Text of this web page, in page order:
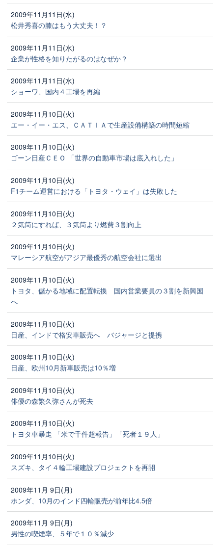
2009年11月11日(水)
松井秀喜の膝はもう大丈夫！？
2009年11月11日(水)
企業が性格を知りたがるのはなぜか？
2009年11月11日(水)
ショーワ、国内４工場を再編
2009年11月10日(火)
エー・イー・エス、ＣＡＴＩＡで生産設備構築の時間短縮
2009年11月10日(火)
ゴーン日産ＣＥＯ 「世界の自動車市場は底入れした」
2009年11月10日(火)
F1チーム運営における「トヨタ・ウェイ」は失敗した
2009年11月10日(火)
２気筒にすれば、３気筒より燃費３割向上
2009年11月10日(火)
マレーシア航空がアジア最優秀の航空会社に選出
2009年11月10日(火)
トヨタ、儲かる地域に配置転換 国内営業要員の３割を新興国
へ
2009年11月10日(火)
日産、インドで格安車販売へ バジャージと提携
2009年11月10日(火)
日産、欧州10月新車販売は10％増
2009年11月10日(火)
俳優の森繁久弥さんが死去
2009年11月10日(火)
トヨタ車暴走 「米で千件超報告」「死者１９人」
2009年11月10日(火)
スズキ、タイ４輪工場建設プロジェクトを再開
2009年11月 9日(月)
ホンダ、10月のインド四輪販売が前年比4.5倍
2009年11月 9日(月)
男性の喫煙率、５年で１０％減少